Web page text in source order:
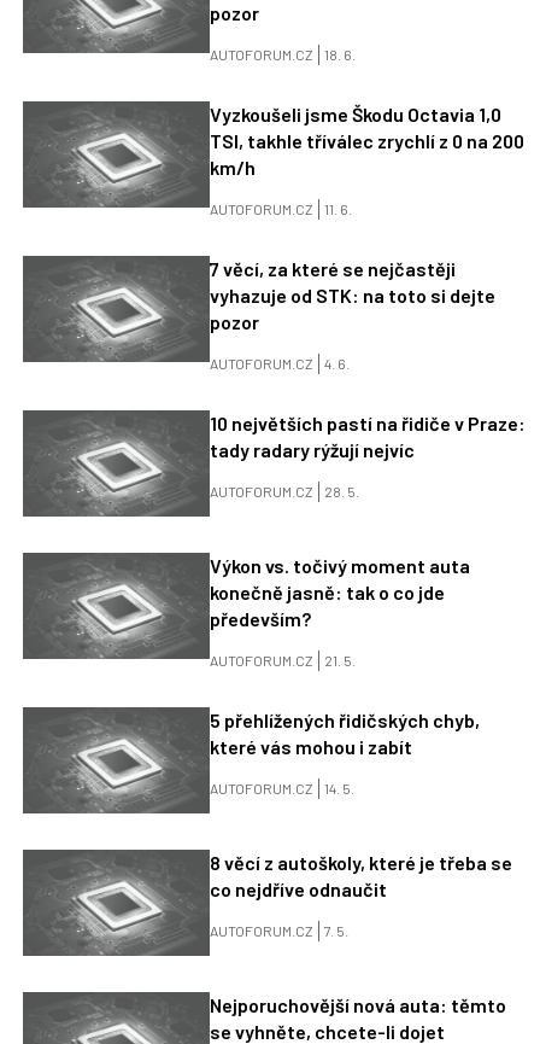
pozor
AUTOFORUM.CZ 18. 6.
Vyzkoušeli jsme Škodu Octavia 1,0
TSI, takhle tříválec zrychlí z 0 na 200
km/h
AUTOFORUM.CZ 11. 6.
7 věcí, za které se nejčastěji
vyhazuje od STK: na toto si dejte
pozor
AUTOFORUM.CZ 4. 6.
10 největších pastí na řidiče v Praze:
tady radary rýžují nejvíc
AUTOFORUM.CZ 28. 5.
Výkon vs. točivý moment auta
konečně jasně: tak o co jde
především?
AUTOFORUM.CZ 21. 5.
5 přehlížených řidičských chyb,
které vás mohou i zabít
AUTOFORUM.CZ 14. 5.
8 věcí z autoškoly, které je třeba se
co nejdříve odnaučit
AUTOFORUM.CZ 7. 5.
Nejporuchovější nová auta: těmto
se vyhněte, chcete-li dojet